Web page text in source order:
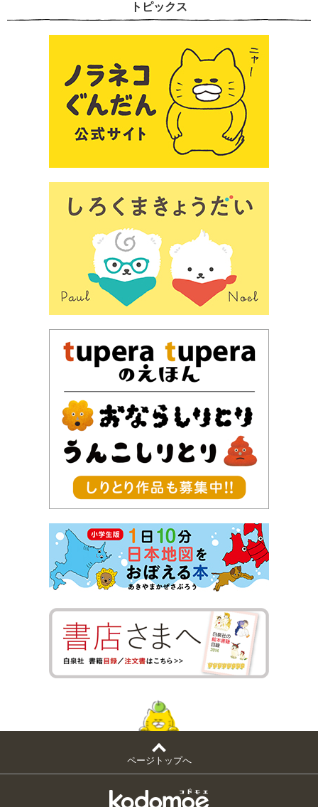
トピックス
ページトップへ